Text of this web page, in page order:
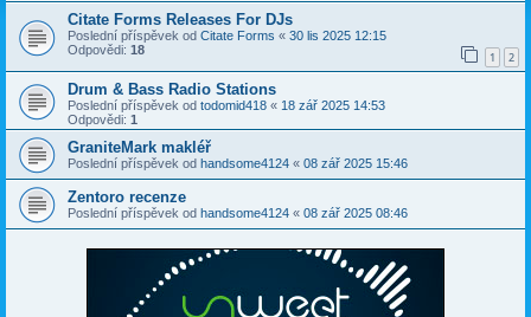
Citate Forms Releases For DJs
Poslední příspěvek od Citate Forms « 30 lis 2025 12:15
Odpovědi: 18 1 2
Drum & Bass Radio Stations
Poslední příspěvek od todomid418 « 18 zář 2025 14:53
Odpovědi: 1
GraniteMark makléř
Poslední příspěvek od handsome4124 « 08 zář 2025 15:46
Zentoro recenze
Poslední příspěvek od handsome4124 « 08 zář 2025 08:46